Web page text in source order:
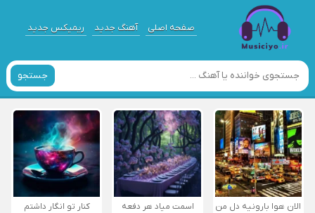
صفحه اصلی آهنگ جدید ریمیکس جدید
جستجو
الان هوا بارونیه دل من
اسمت میاد هر دفعه
کنار تو انگار داشتم